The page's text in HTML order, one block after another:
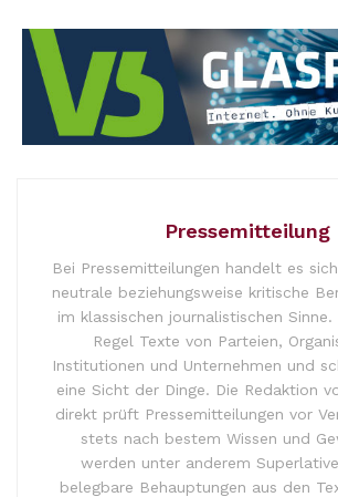
Pressemitteilung
Bei Pressemitteilungen handelt es
neutrale beziehungsweise kritische
im klassischen journalistischen
Regel Texte von Parteien,
Institutionen und Unternehmen und
eine Sicht der Dinge. Die Redaktion
direkt prüft Pressemitteilungen vor
stets nach bestem Wissen und
werden unter anderem
belegbare Behauptungen aus den